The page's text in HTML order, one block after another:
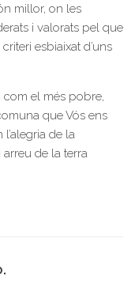
millor, on les
i valorats pel que
esbiaixat d’uns
com el més pobre,
que Vós ens
de la
arreu de la terra